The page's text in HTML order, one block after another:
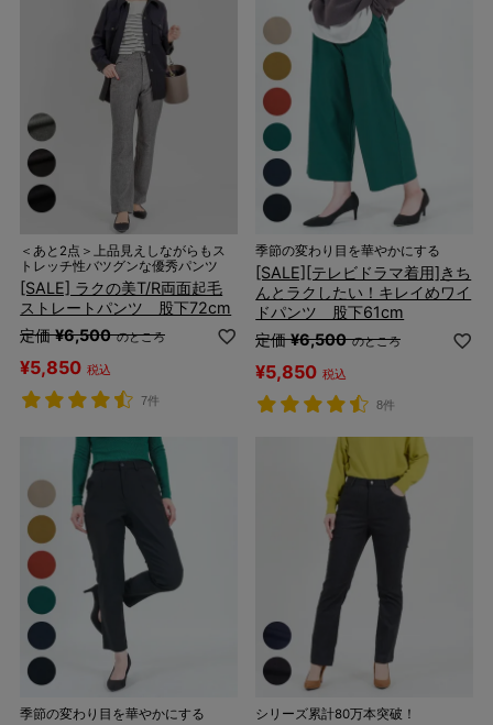
＜あと2点＞上品見えしながらもス
トレッチ性バツグンな優秀パンツ
[SALE] ラクの美T/R両面起毛
ストレートパンツ 股下72cm
定価 ¥6,500 のところ
¥5,850 税込
7件
季節の変わり目を華やかにする
[SALE][テレビドラマ着用]きち
んとラクしたい！キレイめワイ
ドパンツ 股下61cm
定価 ¥6,500 のところ
¥5,850 税込
8件
季節の変わり目を華やかにする シリーズ累計80万本突破！